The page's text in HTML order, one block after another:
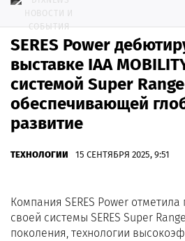
SERES Power
выставке IAA
системой Super
обеспечивающей
развитие
ТЕХНОЛОГИИ 15 СЕНТЯБРЯ 2025, 9:51
Компания SERES Power
своей системы SERES Super
поколения, технологии